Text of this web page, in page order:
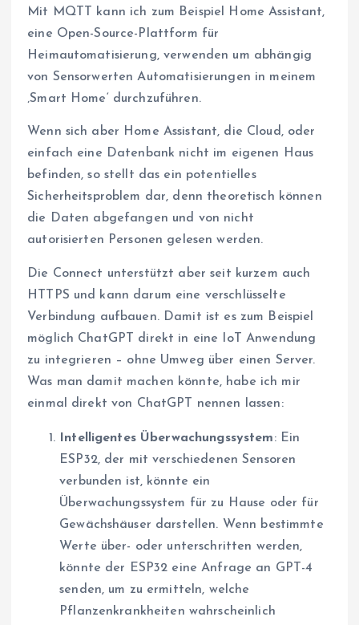
Mit MQTT kann ich zum Beispiel Home Assistant,
eine Open-Source-Plattform für
Heimautomatisierung, verwenden um abhängig
von Sensorwerten Automatisierungen in meinem
‚Smart Home‘ durchzuführen.
Wenn sich aber Home Assistant, die Cloud, oder
einfach eine Datenbank nicht im eigenen Haus
befinden, so stellt das ein potentielles
Sicherheitsproblem dar, denn theoretisch können
die Daten abgefangen und von nicht
autorisierten Personen gelesen werden.
Die Connect unterstützt aber seit kurzem auch
HTTPS und kann darum eine verschlüsselte
Verbindung aufbauen. Damit ist es zum Beispiel
möglich ChatGPT direkt in eine IoT Anwendung
zu integrieren – ohne Umweg über einen Server.
Was man damit machen könnte, habe ich mir
einmal direkt von ChatGPT nennen lassen:
Intelligentes Überwachungssystem: Ein
ESP32, der mit verschiedenen Sensoren
verbunden ist, könnte ein
Überwachungssystem für zu Hause oder für
Gewächshäuser darstellen. Wenn bestimmte
Werte über- oder unterschritten werden,
könnte der ESP32 eine Anfrage an GPT-4
senden, um zu ermitteln, welche
Pflanzenkrankheiten wahrscheinlich